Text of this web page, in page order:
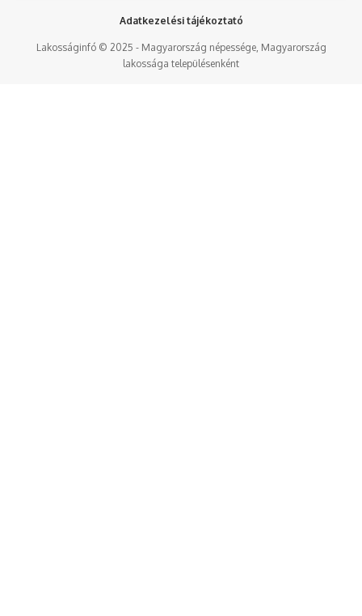
Lakosságinfó © 2025 - Magyarország népessége, Magyarország
lakossága településenként
Adatkezelési tájékoztató